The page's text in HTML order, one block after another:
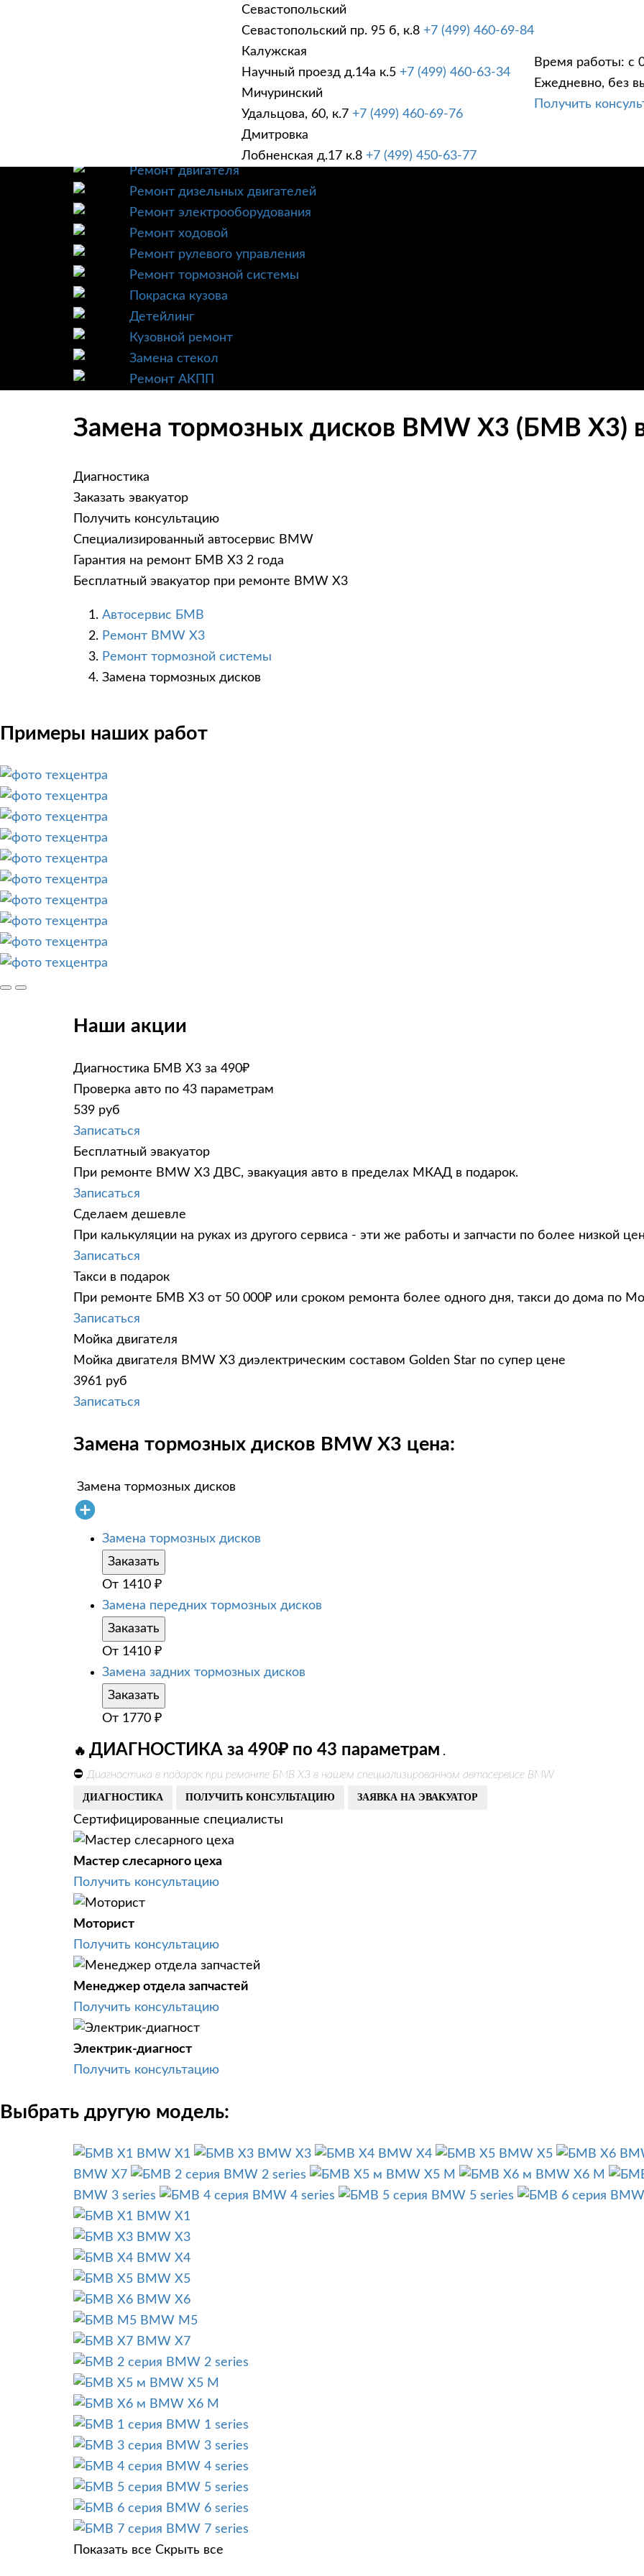
Севастопольский
Севастопольский пр. 95 б, к.8 +7 (499) 460-69-84
Калужская
Научный проезд д.14а к.5 +7 (499) 460-63-34
Мичуринский
Удальцова, 60, к.7 +7 (499) 460-69-76
Дмитровка
Лобненская д.17 к.8 +7 (499) 450-63-77
Время работы: с
Ежедневно, без
Получить
УСЛУГИ
Техническое обслуживание
Ремонт трансмиссии
Ремонт двигателя
Ремонт дизельных двигателей
Ремонт электрооборудования
Ремонт ходовой
Ремонт рулевого управления
Ремонт тормозной системы
Покраска кузова
Детейлинг
Кузовной ремонт
Замена стекол
Ремонт АКПП
Замена тормозных дисков BMW X3 (БМВ Х3)
Диагностика
Заказать эвакуатор
Получить консультацию
Специализированный автосервис BMW
Гарантия на ремонт БМВ Х3 2 года
Бесплатный эвакуатор при ремонте BMW X3
Автосервис БМВ
Ремонт BMW X3
Ремонт тормозной системы
Замена тормозных дисков
Примеры наших работ
Наши акции
Диагностика БМВ Х3 за 490₽
Проверка авто по 43 параметрам
539 руб
Записаться
Бесплатный эвакуатор
При ремонте BMW X3 ДВС, эвакуация авто в пределах МКАД в подарок.
Записаться
Сделаем дешевле
При калькуляции на руках из другого сервиса - эти же работы и запчасти по более низкой
Записаться
Такси в подарок
При ремонте БМВ Х3 от 50 000₽ или сроком ремонта более одного дня, такси до дома по
Записаться
Мойка двигателя
Мойка двигателя BMW X3 диэлектрическим составом Golden Star по супер цене
3961 руб
Записаться
Замена тормозных дисков BMW X3 цена:
Замена тормозных дисков
Замена тормозных дисков
Заказать
От 1410 ₽
Замена передних тормозных дисков
Заказать
От 1410 ₽
Замена задних тормозных дисков
Заказать
От 1770 ₽
🔥 ДИАГНОСТИКА за 490₽ по 43 параметрам .
⛔ Диагностика в подарок при ремонте БМВ Х3 в нашем специализированном автосервисе BMW
ДИАГНОСТИКА ПОЛУЧИТЬ КОНСУЛЬТАЦИЮ ЗАЯВКА НА ЭВАКУАТОР
Сертифицированные специалисты
Мастер слесарного цеха
Получить консультацию
Моторист
Получить консультацию
Менеджер отдела запчастей
Получить консультацию
Электрик-диагност
Получить консультацию
Выбрать другую модель:
BMW X1 BMW X3 BMW X4 BMW X5
BMW X7
BMW 2 series BMW X5 M
BMW X6 M
BMW 3 series
BMW 4 series BMW 5 series
BMW X1
BMW X3
BMW X4
BMW X5
BMW X6
BMW M5
BMW X7
BMW 2 series
BMW X5 M
BMW X6 M
BMW 1 series
BMW 3 series
BMW 4 series
BMW 5 series
BMW 6 series
BMW 7 series
Показать все Скрыть все